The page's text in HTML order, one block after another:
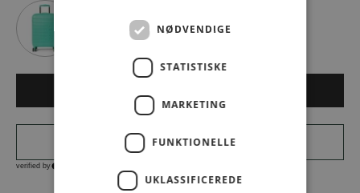
NØDVENDIGE
STATISTISKE
MARKETING
FUNKTIONELLE
UKLASSIFICEREDE